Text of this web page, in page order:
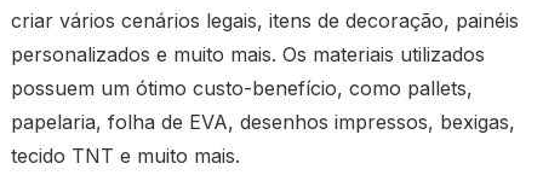
criar vários cenários legais, itens de decoração, painéis
personalizados e muito mais. Os materiais utilizados
possuem um ótimo custo-benefício, como pallets,
papelaria, folha de EVA, desenhos impressos, bexigas,
tecido TNT e muito mais.